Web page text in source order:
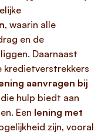
, waarin alle
en de
Daarnaast
kredietverstrekkers
aanvragen bij
hulp biedt aan
Een lening met
zijn, vooral